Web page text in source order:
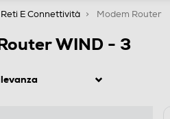
Reti E Connettività Modem Router
WIND - 3